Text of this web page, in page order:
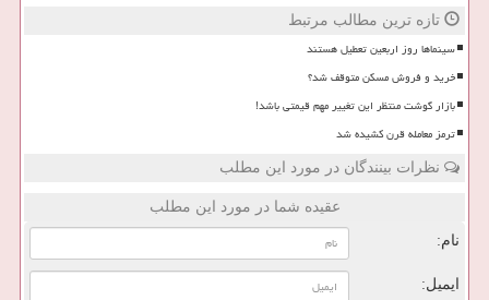
تازه ترین مطالب مرتبط
سینماها روز اربعین تعطیل هستند
خرید و فروش مسکن متوقف شد؟
بازار گوشت منتظر این تغییر مهم قیمتی باشد!
ترمز معامله قرن کشیده شد
نظرات بینندگان در مورد این مطلب
عقیده شما در مورد این مطلب
نام:
ایمیل: